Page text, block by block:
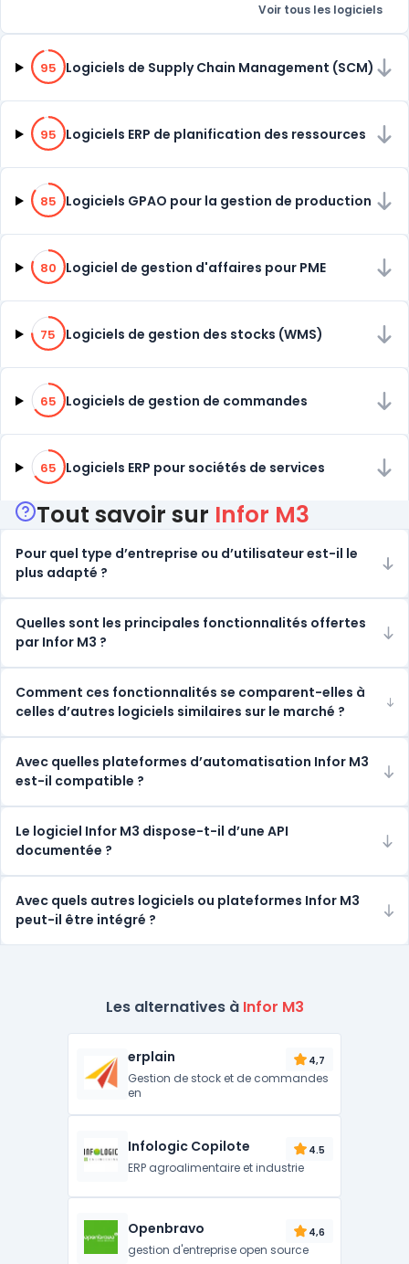
Voir tous les logiciels
95% de compatibilité
95 Logiciels de Supply Chain Management (SCM)
95% de compatibilité
95 Logiciels ERP de planification des ressources
85% de compatibilité
85 Logiciels GPAO pour la gestion de production
80% de compatibilité
80 Logiciel de gestion d'affaires pour PME
75% de compatibilité
75 Logiciels de gestion des stocks (WMS)
65% de compatibilité
65 Logiciels de gestion de commandes
65% de compatibilité
65 Logiciels ERP pour sociétés de services
Tout savoir sur Infor M3
Pour quel type d’entreprise ou d’utilisateur est-il le
plus adapté ?
Quelles sont les principales fonctionnalités offertes
par Infor M3 ?
Comment ces fonctionnalités se comparent-elles à
celles d’autres logiciels similaires sur le marché ?
Avec quelles plateformes d’automatisation Infor M3
est-il compatible ?
Le logiciel Infor M3 dispose-t-il d’une API
documentée ?
Avec quels autres logiciels ou plateformes Infor M3
peut-il être intégré ?
Les alternatives à Infor M3
erplain 4,7
Gestion de stock et de commandes
en
Infologic Copilote 4.5
ERP agroalimentaire et industrie
Openbravo 4,6
gestion d'entreprise open source